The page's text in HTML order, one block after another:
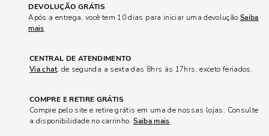
DEVOLUÇÃO GRÁTIS
Após a entrega, você tem 10 dias para iniciar uma devolução Saiba
mais
CENTRAL DE ATENDIMENTO
Via chat, de segunda a sexta das 8hrs às 17hrs, exceto feriados.
COMPRE E RETIRE GRÁTIS
Compre pelo site e retire grátis em uma de nossas lojas. Consulte
a disponibilidade no carrinho.Saiba mais